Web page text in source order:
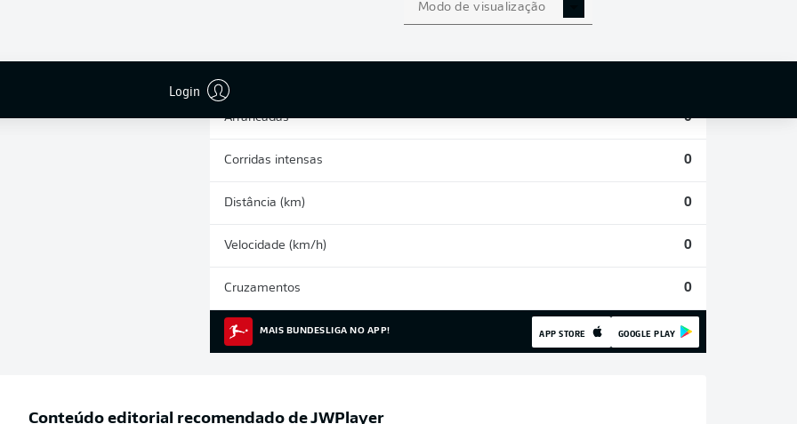
Modo de visualização
Login
Arrancadas 0
Corridas intensas 0
Distância (km) 0
Velocidade (km/h) 0
Cruzamentos 0
MAIS BUNDESLIGA NO APP! APP STORE GOOGLE PLAY
Conteúdo editorial recomendado deJWPlayer